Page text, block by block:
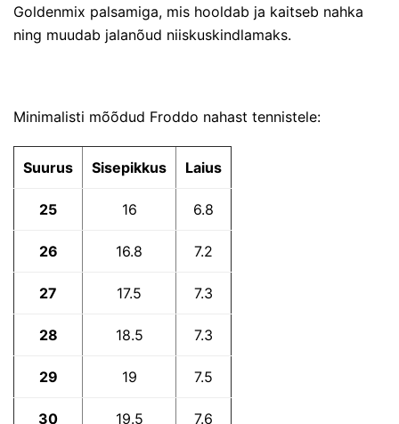
Goldenmix palsamiga, mis hooldab ja kaitseb nahka
ning muudab jalanõud niiskuskindlamaks.
Minimalisti mõõdud Froddo nahast tennistele:
Suurus Sisepikkus Laius
25 16 6.8
26 16.8 7.2
27 17.5 7.3
28 18.5 7.3
29 19 7.5
30 19.5 7.6